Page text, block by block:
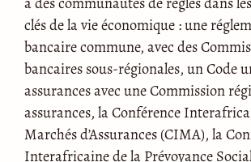
clés de la vie économique : une
bancaire commune, avec des
bancaires sous-régionales, un Code
assurances avec une Commission
assurances, la Conférence
Marchés d’Assurances (CIMA), la
Interafricaine de la Prévoyance